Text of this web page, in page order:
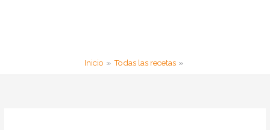
Inicio Todas las recetas